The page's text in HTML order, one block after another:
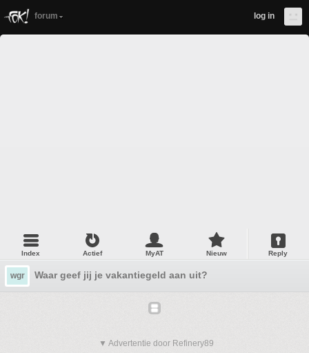
forum log in
Index Actief MyAT Nieuw Reply
wgr Waar geef jij je vakantiegeld aan uit?
▼ Advertentie door Refinery89